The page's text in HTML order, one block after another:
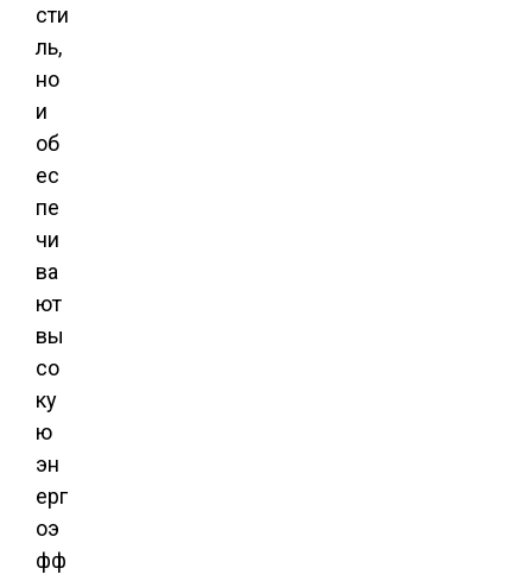
сти
ль,
но
и
об
ес
пе
чи
ва
ют
вы
со
ку
ю
эн
ерг
оэ
фф